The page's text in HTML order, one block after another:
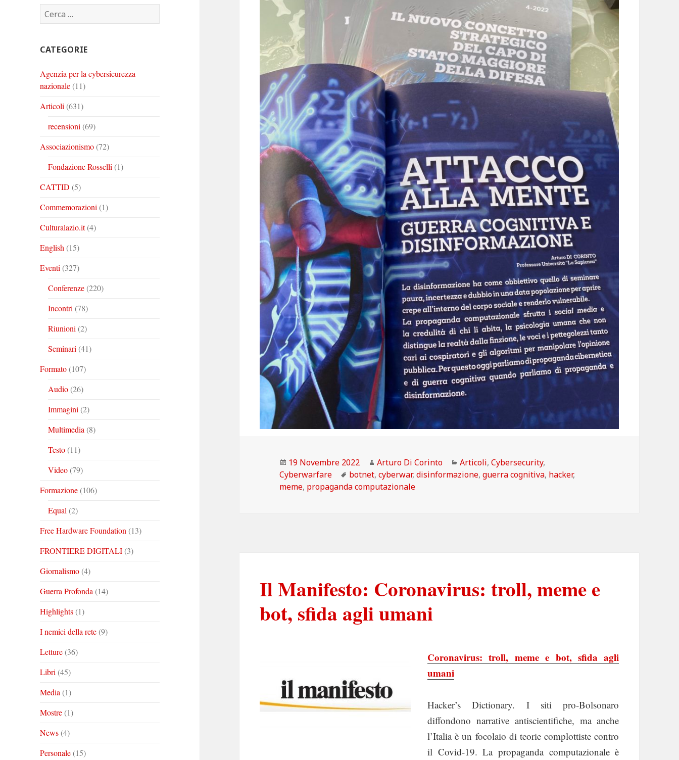
Corinto
su
Corinto
su
su
Ricerca
per:
CATEGORIE
Agenzia per la cybersicurezza
nazionale(11)
Articoli (631)
recensioni (69)
Associazionismo(72)
Fondazione Rosselli (1)
CATTID (5)
Commemorazioni (1)
Culturalazio.it(4)
English (15)
Eventi (327)
Conferenze(220)
Incontri (78)
Riunioni (2)
Seminari (41)
Formato(107)
Audio(26)
Immagini (2)
Multimedia (8)
Testo(11)
Video(79)
Formazione(106)
Equal (2)
Free Hardware Foundation (13)
FRONTIERE DIGITALI(3)
Giornalismo(4)
Guerra Profonda (14)
Highlights(1)
I nemici della rete(9)
Letture(36)
Libri (45)
Media (1)
Mostre(1)
News(4)
Personale(15)
Scritto
il
19 Novembre 2022 Autore
Arturo Di Corinto Categorie
Articoli,Cybersecurity,
Cyberwarfare
Tag
botnet,cyberwar,disinformazione,guerra cognitiva, hacker,
meme, propaganda computazionale
Il Manifesto: Coronavirus: troll, meme e
bot, sfida agli umani
Coronavirus: troll, meme e bot, sfida agli
umani
Hacker’s Dictionary. I siti pro-Bolsonaro
diffondono narrative antiscientifiche, ma anche
l’Italia è un focolaio di teorie complottiste contro
il Covid-19. La propaganda computazionale è